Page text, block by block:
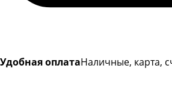
Удобная оплатаНаличные, карта,